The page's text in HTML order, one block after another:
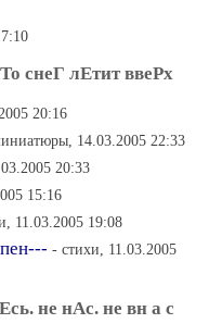
снеГ лЕтит ввеРх
20:16
14.03.2005 22:33
20:33
15:16
11.03.2005 19:08
- стихи, 11.03.2005
не нАс. не вн а с